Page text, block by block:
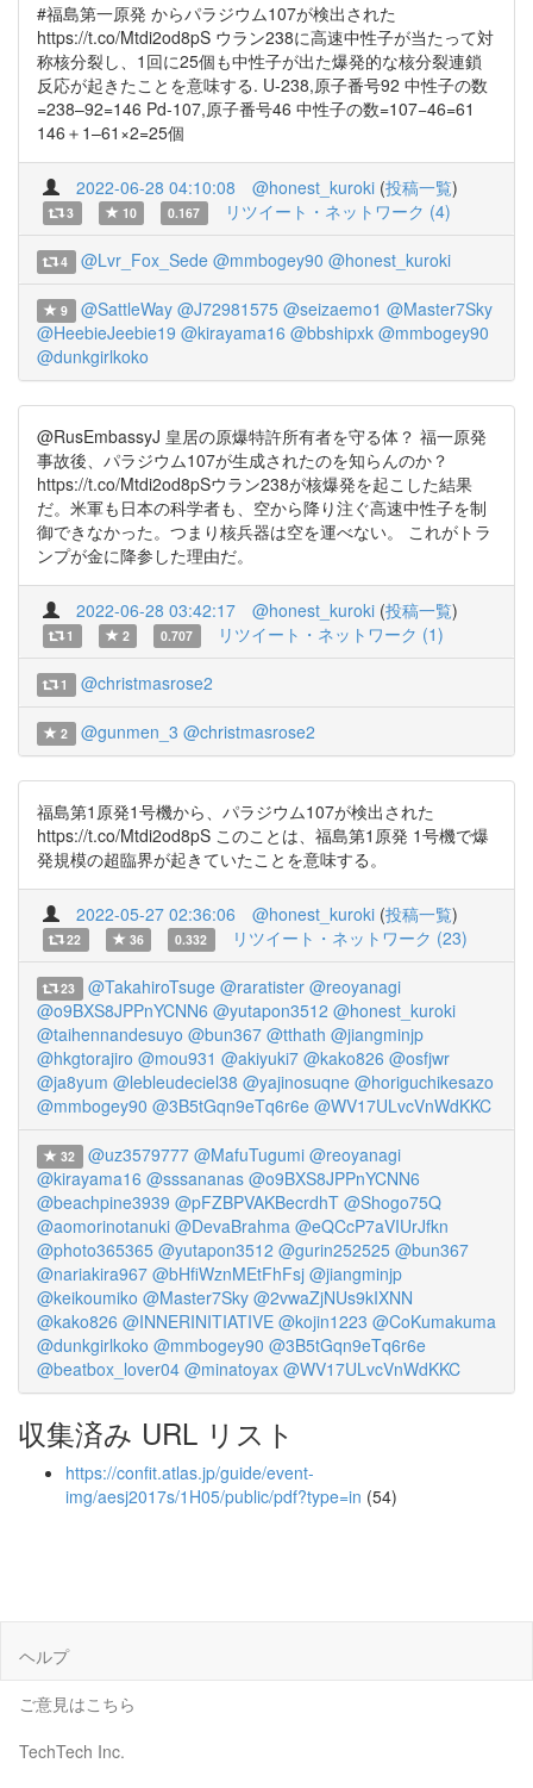
#福島第一原発 からパラジウム107が検出された
https://t.co/Mtdi2od8pS ウラン238に高速中性子が当たって対
称核分裂し、1回に25個も中性子が出た爆発的な核分裂連鎖
反応が起きたことを意味する. U-238,原子番号92 中性子の数
=238–92=146 Pd-107,原子番号46 中性子の数=107−46=61
146＋1–61×2=25個
2022-06-28 04:10:08 @honest_kuroki (投稿一覧)
3 10 0.167 リツイート・ネットワーク (4)
4 @Lvr_Fox_Sede @mmbogey90 @honest_kuroki
9 @SattleWay @J72981575 @seizaemo1 @Master7Sky
@HeebieJeebie19 @kirayama16 @bbshipxk @mmbogey90
@dunkgirlkoko
@RusEmbassyJ 皇居の原爆特許所有者を守る体？ 福一原発
事故後、パラジウム107が生成されたのを知らんのか？
https://t.co/Mtdi2od8pSウラン238が核爆発を起こした結果
だ。米軍も日本の科学者も、空から降り注ぐ高速中性子を制
御できなかった。つまり核兵器は空を運べない。 これがトラ
ンプが金に降参した理由だ。
2022-06-28 03:42:17 @honest_kuroki (投稿一覧)
1 2 0.707 リツイート・ネットワーク (1)
1 @christmasrose2
2 @gunmen_3 @christmasrose2
福島第1原発1号機から、パラジウム107が検出された
https://t.co/Mtdi2od8pS このことは、福島第1原発 1号機で爆
発規模の超臨界が起きていたことを意味する。
2022-05-27 02:36:06 @honest_kuroki (投稿一覧)
22 36 0.332 リツイート・ネットワーク (23)
23 @TakahiroTsuge @raratister @reoyanagi
@o9BXS8JPPnYCNN6 @yutapon3512 @honest_kuroki
@taihennandesuyo @bun367 @tthath @jiangminjp
@hkgtorajiro @mou931 @akiyuki7 @kako826 @osfjwr
@ja8yum @lebleudeciel38 @yajinosuqne @horiguchikesazo
@mmbogey90 @3B5tGqn9eTq6r6e @WV17ULvcVnWdKKC
32 @uz3579777 @MafuTugumi @reoyanagi
@kirayama16 @sssananas @o9BXS8JPPnYCNN6
@beachpine3939 @pFZBPVAKBecrdhT @Shogo75Q
@aomorinotanuki @DevaBrahma @eQCcP7aVIUrJfkn
@photo365365 @yutapon3512 @gurin252525 @bun367
@nariakira967 @bHfiWznMEtFhFsj @jiangminjp
@keikoumiko @Master7Sky @2vwaZjNUs9kIXNN
@kako826 @INNERINITIATIVE @kojin1223 @CoKumakuma
@dunkgirlkoko @mmbogey90 @3B5tGqn9eTq6r6e
@beatbox_lover04 @minatoyax @WV17ULvcVnWdKKC
収集済み URL リスト
https://confit.atlas.jp/guide/event-
img/aesj2017s/1H05/public/pdf?type=in (54)
ヘルプ
ご意見はこちら
TechTech Inc.